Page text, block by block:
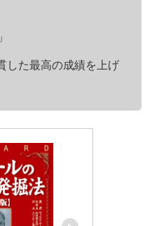
た最高の成績を上げ